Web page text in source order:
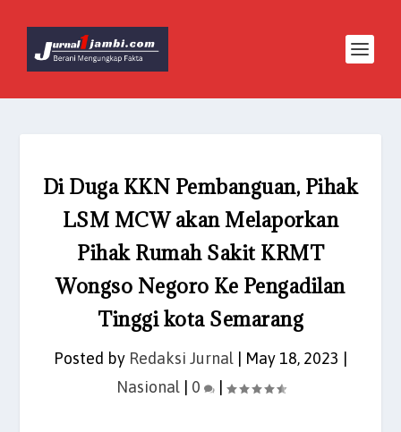
Di Duga KKN Pembanguan, Pihak
LSM MCW akan Melaporkan
Pihak Rumah Sakit KRMT
Wongso Negoro Ke Pengadilan
Tinggi kota Semarang
Posted by Redaksi Jurnal May 18, 2023
Nasional| 0 |